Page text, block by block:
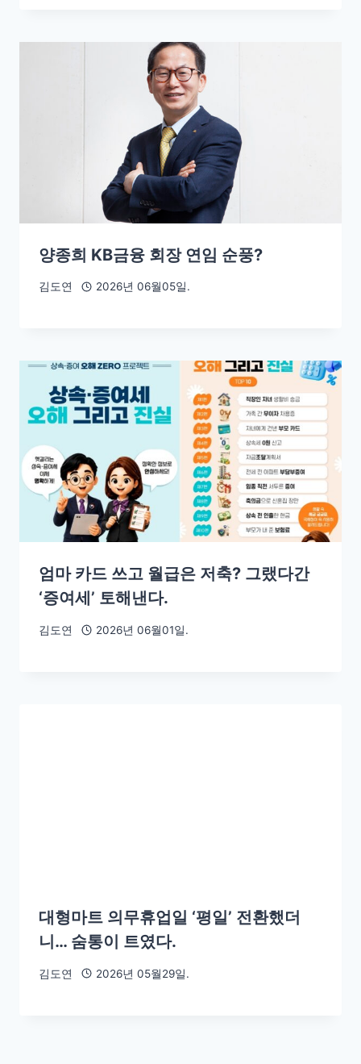
양종희 KB금융 회장 연임 순풍?
김도연 2026년 06월05일.
엄마 카드 쓰고 월급은 저축? 그랬다간
‘증여세’ 토해낸다.
김도연 2026년 06월01일.
대형마트 의무휴업일 ‘평일’ 전환했더
니… 숨통이 트였다.
김도연 2026년 05월29일.